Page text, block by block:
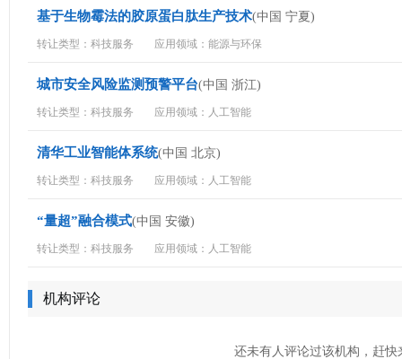
基于生物霉法的胶原蛋白肽生产技术(中国 宁夏)
转让类型：科技服务 应用领域：能源与环保
城市安全风险监测预警平台(中国 浙江)
转让类型：科技服务 应用领域：人工智能
清华工业智能体系统(中国 北京)
转让类型：科技服务 应用领域：人工智能
“量超”融合模式(中国 安徽)
转让类型：科技服务 应用领域：人工智能
机构评论
还未有人评论过该机构，赶快